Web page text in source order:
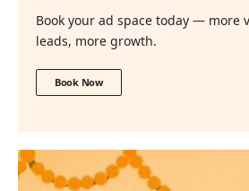
Book your ad space today — more
leads, more growth.
Book Now